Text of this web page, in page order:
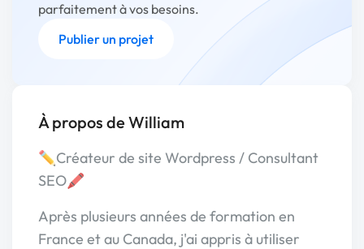
parfaitement à vos besoins.
Publier un projet
À propos de William
✏️Créateur de site Wordpress / Consultant
SEO🖍️
Après plusieurs années de formation en
France et au Canada, j'ai appris à utiliser